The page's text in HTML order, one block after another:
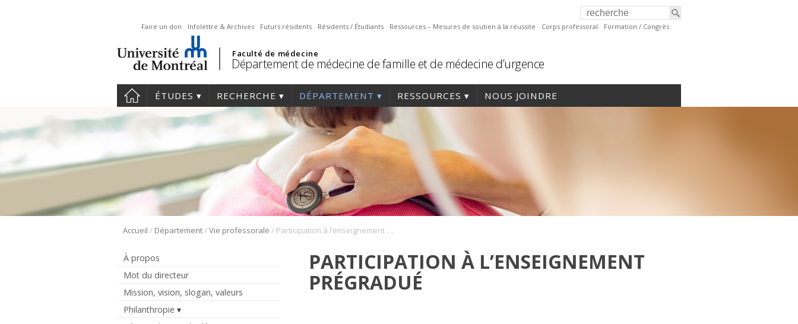
Faire un don Infolettre & Archives Futurs résidents Résidents / Étudiants Ressources – Mesures de soutien à la réussite Corps professoral Formation / Congrès
Faculté de médecine
Département de médecine de famille et de médecine d’urgence
ÉTUDES RECHERCHE DÉPARTEMENT RESSOURCES NOUS JOINDRE
Accueil / Département/Vie professorale / Participation à l’enseignement prégradué
À propos
Mot du directeur
Mission, vision, slogan, valeurs
Philanthropie
PARTICIPATION À L’ENSEIGNEMENT
PRÉGRADUÉ